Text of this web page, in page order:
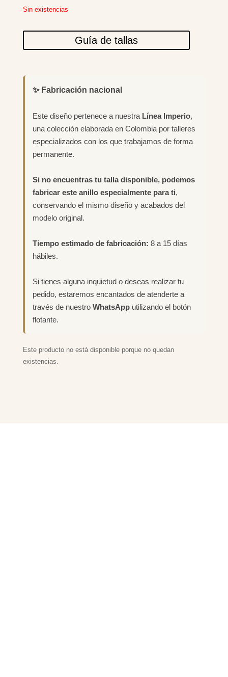
Sin existencias
Guía de tallas
✨ Fabricación nacional
Este diseño pertenece a nuestra Línea Imperio,
una colección elaborada en Colombia por talleres
especializados con los que trabajamos de forma
permanente.
Si no encuentras tu talla disponible, podemos
fabricar este anillo especialmente para ti,
conservando el mismo diseño y acabados del
modelo original.
Tiempo estimado de fabricación: 8 a 15 días
hábiles.
Si tienes alguna inquietud o deseas realizar tu
pedido, estaremos encantados de atenderte a
través de nuestro WhatsApputilizando el botón
flotante.
Este producto no está disponible porque no quedan
existencias.